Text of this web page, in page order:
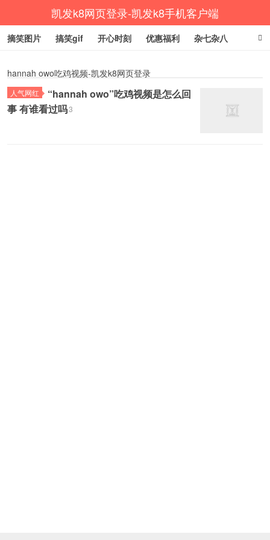
凯发k8网页登录-凯发k8手机客户端
摘笑图片 搞笑gif 开心时刻 优惠福利 杂七杂八
hannah owo吃鸡视频-凯发k8网页登录
人气网红
“hannah owo”吃鸡视频是怎么回
事 有谁看过吗3